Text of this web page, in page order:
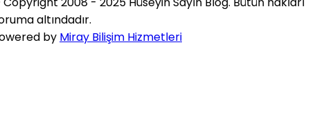
altındadır.
by Miray Bilişim Hizmetleri